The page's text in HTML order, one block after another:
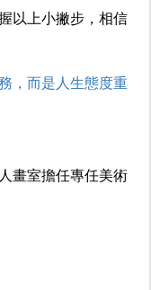
以上小撇步，相信
，而是人生態度重
畫室擔任專任美術